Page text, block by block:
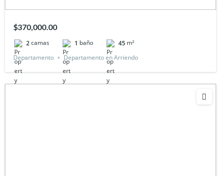
$370,000.00
2camas 1 baño 45 m²
Departamento
Departamento en Arriendo